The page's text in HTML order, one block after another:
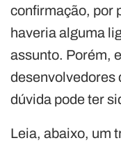
confirmação, por
haveria alguma
assunto. Porém,
desenvolvedores
dúvida pode ter
Leia, abaixo, um